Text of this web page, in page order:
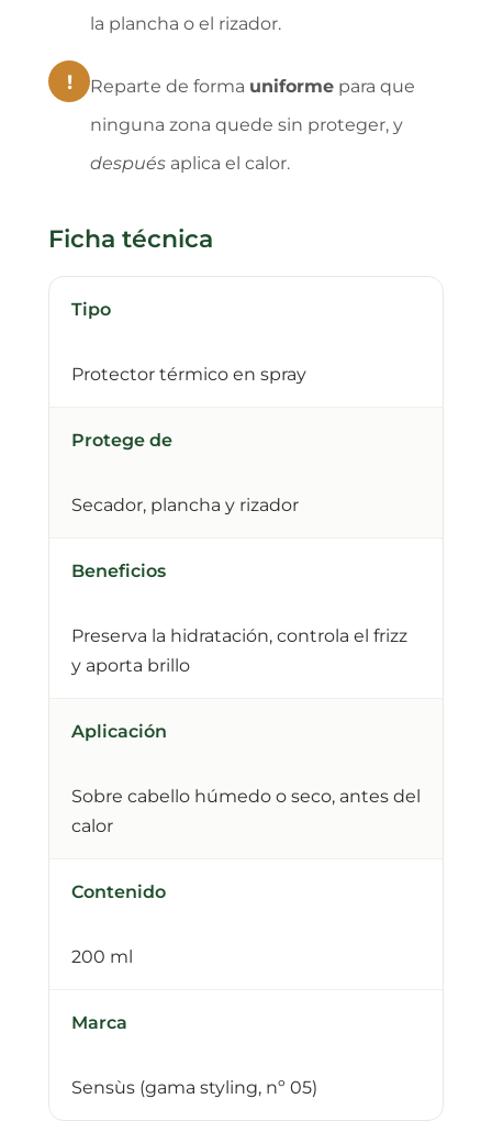
la plancha o el rizador.
! Reparte de forma uniforme para que
ninguna zona quede sin proteger, y
después aplica el calor.
Ficha técnica
Tipo
Protector térmico en spray
Protege de
Secador, plancha y rizador
Beneficios
Preserva la hidratación, controla el frizz
y aporta brillo
Aplicación
Sobre cabello húmedo o seco, antes del
calor
Contenido
200 ml
Marca
Sensùs (gama styling, nº 05)